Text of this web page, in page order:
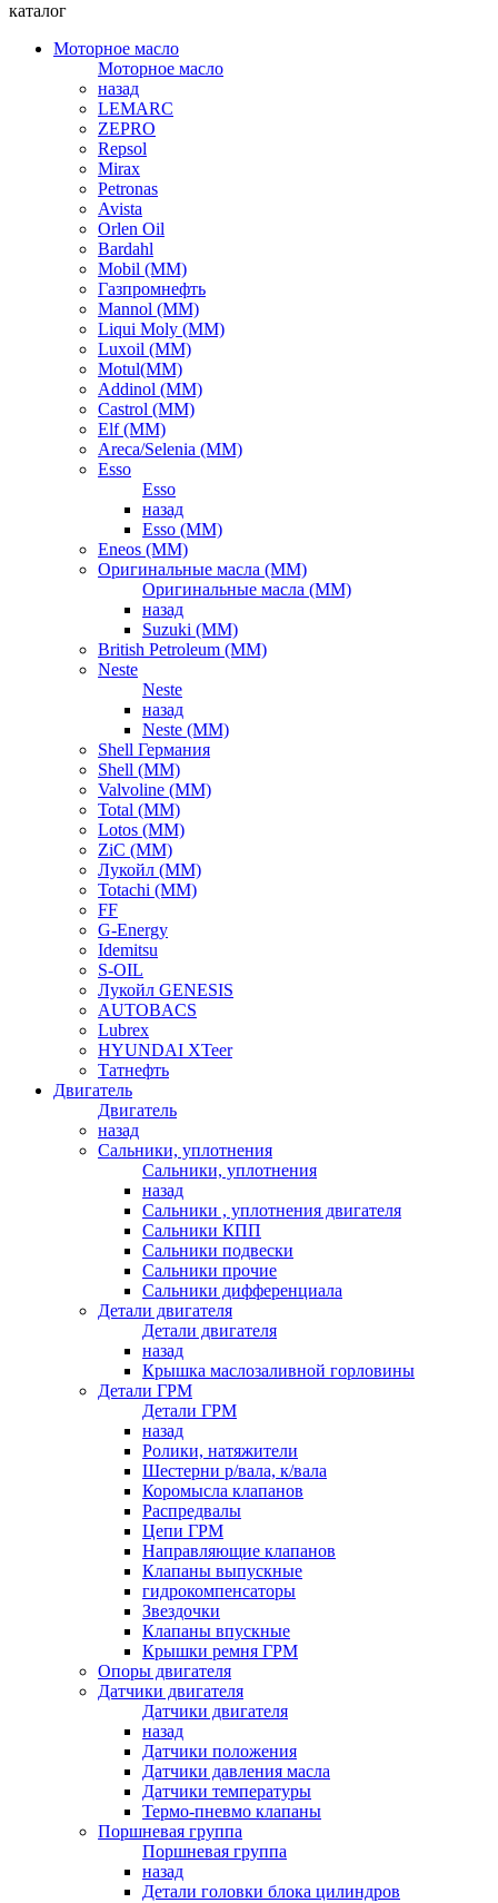
каталог
Моторное масло
Моторное масло
назад
LEMARC
ZEPRO
Repsol
Mirax
Petronas
Avista
Orlen Oil
Bardahl
Mobil (ММ)
Газпромнефть
Mannol (ММ)
Liqui Moly (ММ)
Luxoil (ММ)
Motul(ММ)
Addinol (ММ)
Castrol (ММ)
Elf (ММ)
Areca/Selenia (ММ)
Esso
Esso
назад
Esso (ММ)
Eneos (ММ)
Оригинальные масла (ММ)
Оригинальные масла (ММ)
назад
Suzuki (ММ)
British Petroleum (ММ)
Neste
Neste
назад
Neste (ММ)
Shell Германия
Shell (ММ)
Valvoline (ММ)
Total (ММ)
Lotos (ММ)
ZiC (ММ)
Лукойл (ММ)
Totachi (MM)
FF
G-Energy
Idemitsu
S-OIL
Лукойл GENESIS
AUTOBACS
Lubrex
HYUNDAI XTeer
Татнефть
Двигатель
Двигатель
назад
Сальники, уплотнения
Сальники, уплотнения
назад
Сальники , уплотнения двигателя
Сальники КПП
Сальники подвески
Сальники прочие
Сальники дифференциала
Детали двигателя
Детали двигателя
назад
Крышка маслозаливной горловины
Детали ГРМ
Детали ГРМ
назад
Ролики, натяжители
Шестерни р/вала, к/вала
Коромысла клапанов
Распредвалы
Цепи ГРМ
Направляющие клапанов
Клапаны выпускные
гидрокомпенсаторы
Звездочки
Клапаны впускные
Крышки ремня ГРМ
Опоры двигателя
Датчики двигателя
Датчики двигателя
назад
Датчики положения
Датчики давления масла
Датчики температуры
Термо-пневмо клапаны
Поршневая группа
Поршневая группа
назад
Детали головки блока цилиндров